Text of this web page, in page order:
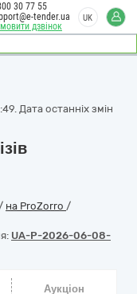
дзвінок
30 77 55
tender.ua
UK
Дата останніх змін
на ProZorro /
UA-P-2026-06-08-
Аукціон